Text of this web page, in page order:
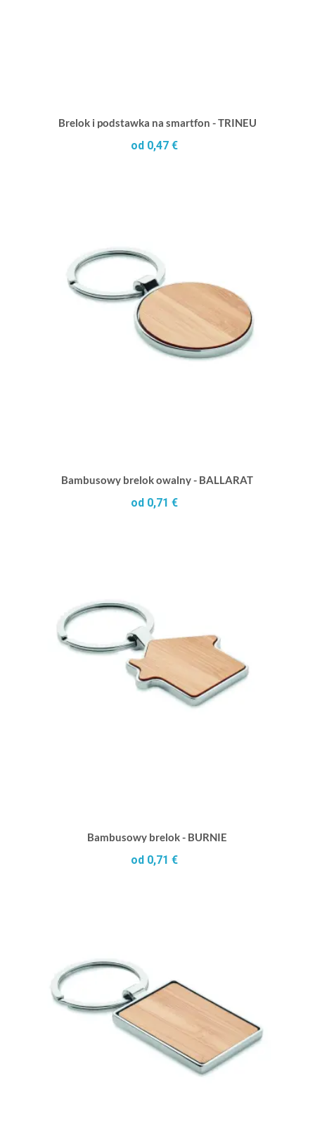
Brelok i podstawka na smartfon - TRINEU
od 0,47 €
Bambusowy brelok owalny - BALLARAT
od 0,71 €
Bambusowy brelok - BURNIE
od 0,71 €